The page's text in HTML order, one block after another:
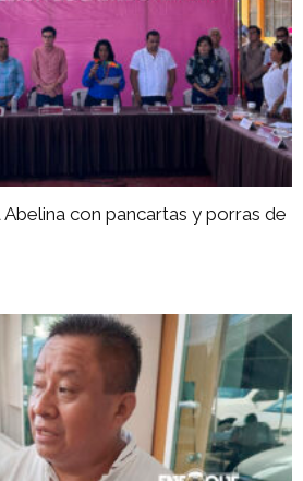
con pancartas y porras de